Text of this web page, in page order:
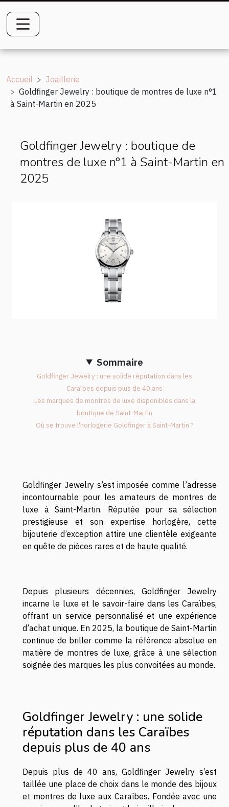
Accueil
Joaillerie
Goldfinger Jewelry : boutique de montres de luxe n°1
à Saint-Martin en 2025
Goldfinger Jewelry : boutique de
montres de luxe n°1 à Saint-Martin en
2025
Sommaire
Goldfinger Jewelry : une solide réputation dans les
Caraïbes depuis plus de 40 ans
Les marques de montres de luxe disponibles dans la
boutique de Saint-Martin
Où se trouve l'horlogerie Goldfinger à Saint-Martin ?
Goldfinger Jewelry s’est imposée comme l’adresse
incontournable pour les amateurs de montres de
luxe à Saint-Martin. Réputée pour sa sélection
prestigieuse et son expertise horlogère, cette
bijouterie d’exception attire une clientèle exigeante
en quête de pièces rares et de haute qualité.
Depuis plusieurs décennies, Goldfinger Jewelry
incarne le luxe et le savoir-faire dans les Caraïbes,
offrant un service personnalisé et une expérience
d’achat unique. En 2025, la boutique de Saint-Martin
continue de briller comme la référence absolue en
matière de montres de luxe, grâce à une sélection
soignée des marques les plus convoitées au monde.
Goldfinger Jewelry : une solide
réputation dans les Caraïbes
depuis plus de 40 ans
Depuis plus de 40 ans, Goldfinger Jewelry s’est
taillée une place de choix dans le monde des bijoux
et montres de luxe aux Caraïbes. Fondée avec une